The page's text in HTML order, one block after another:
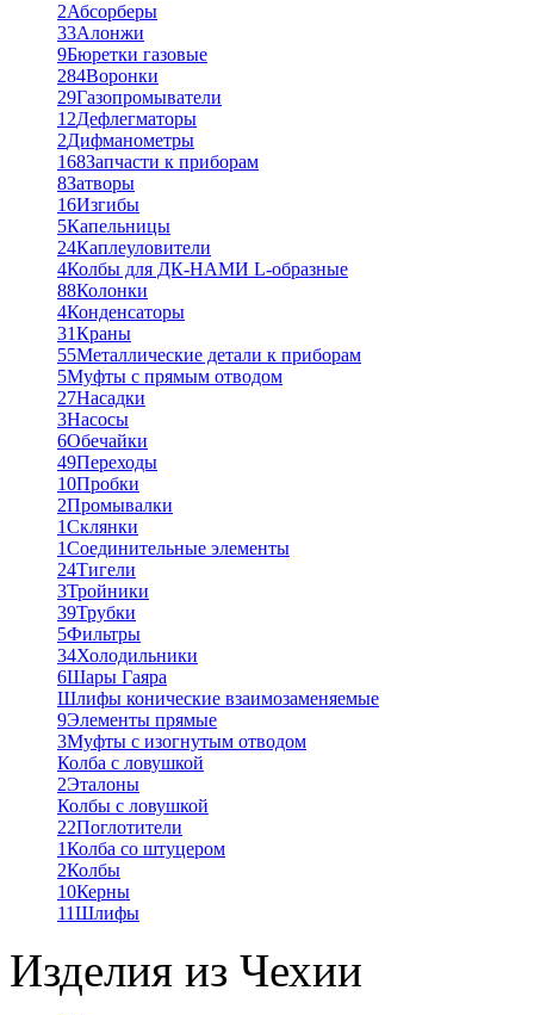
2Абсорберы
33Алонжи
9Бюретки газовые
284Воронки
29Газопромыватели
12Дефлегматоры
2Дифманометры
168Запчасти к приборам
8Затворы
16Изгибы
5Капельницы
24Каплеуловители
4Колбы для ДК-НАМИ L-образные
88Колонки
4Конденсаторы
31Краны
55Металлические детали к приборам
5Муфты с прямым отводом
27Насадки
3Насосы
6Обечайки
49Переходы
10Пробки
2Промывалки
1Склянки
1Соединительные элементы
24Тигели
3Тройники
39Трубки
5Фильтры
34Холодильники
6Шары Гаяра
Шлифы конические взаимозаменяемые
9Элементы прямые
3Муфты с изогнутым отводом
Колба с ловушкой
2Эталоны
Колбы с ловушкой
22Поглотители
1Колба со штуцером
2Колбы
10Керны
11Шлифы
Изделия из Чехии